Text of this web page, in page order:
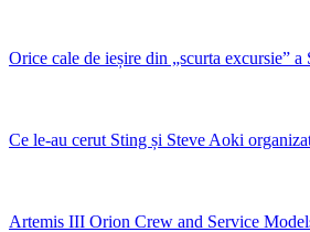
Orice cale de ieșire din „scurta excursie”
Ce le-au cerut Sting și Steve Aoki
Artemis III Orion Crew and Service